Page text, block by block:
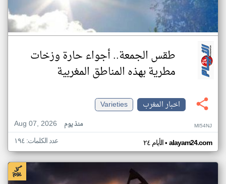
طقس الجمعة.. أجواء حارة وزخات
مطرية بهذه المناطق المغربية
اخبار المغرب
Varieties
Aug 07, 2026
منذ يوم MI54NJ
الأيام ٢٤• alayam24.com عدد الكلمات: ١٩٤